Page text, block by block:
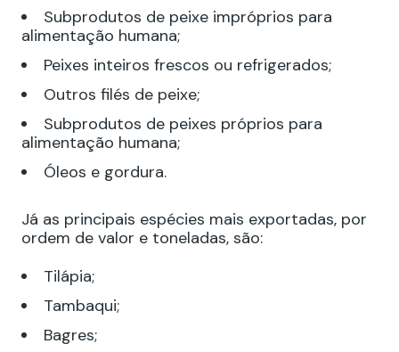
Subprodutos de peixe impróprios para
alimentação humana;
Peixes inteiros frescos ou refrigerados;
Outros filés de peixe;
Subprodutos de peixes próprios para
alimentação humana;
Óleos e gordura.
Já as principais espécies mais exportadas, por
ordem de valor e toneladas, são:
Tilápia;
Tambaqui;
Bagres;